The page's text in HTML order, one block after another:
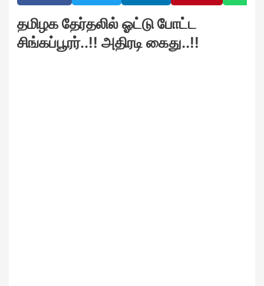
தமிழக தேர்தலில் ஓட்டு போட்ட
சிங்கப்பூரர்..!! அதிரடி கைது..!!